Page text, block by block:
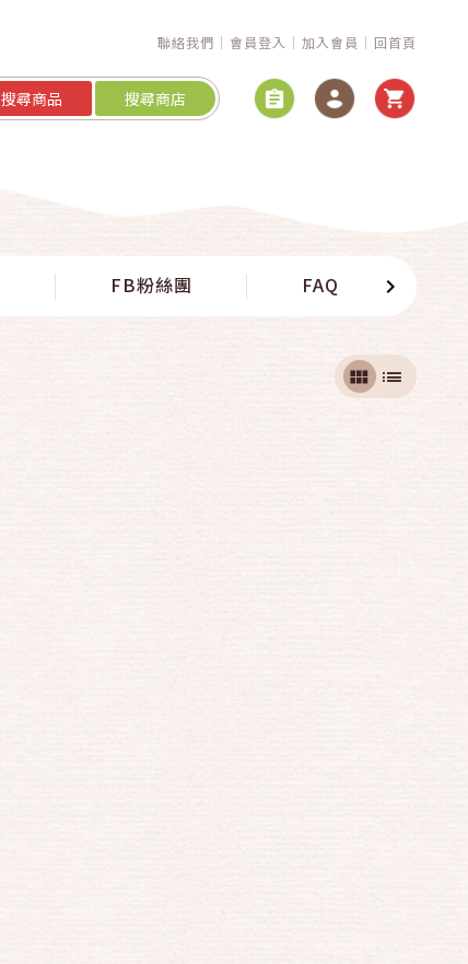
聯絡我們 會員登入 加入會員 回首頁
搜尋商品 搜尋商店
FB粉絲團 FAQ